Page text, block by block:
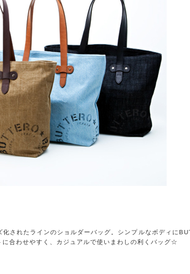
化されたラインのショルダーバッグ。シンプルなボディに
に合わせやすく、カジュアルで使いまわしの利くバッグ☆